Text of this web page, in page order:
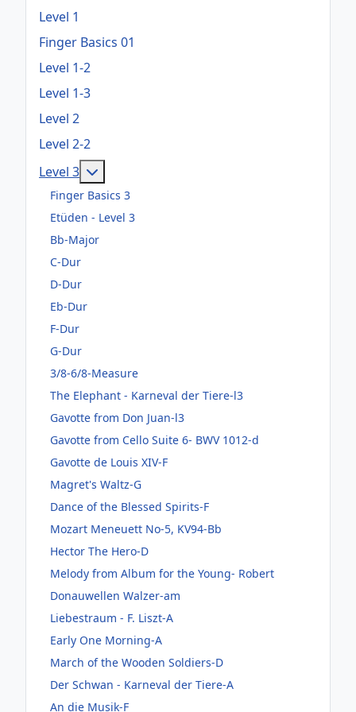
Level 1
Finger Basics 01
Level 1-2
Level 1-3
Level 2
Level 2-2
Level 3
Finger Basics 3
Etüden - Level 3
Bb-Major
C-Dur
D-Dur
Eb-Dur
F-Dur
G-Dur
3/8-6/8-Measure
The Elephant - Karneval der Tiere-l3
Gavotte from Don Juan-l3
Gavotte from Cello Suite 6- BWV 1012-d
Gavotte de Louis XIV-F
Magret's Waltz-G
Dance of the Blessed Spirits-F
Mozart Meneuett No-5, KV94-Bb
Hector The Hero-D
Melody from Album for the Young- Robert
Donauwellen Walzer-am
Liebestraum - F. Liszt-A
Early One Morning-A
March of the Wooden Soldiers-D
Der Schwan - Karneval der Tiere-A
An die Musik-F